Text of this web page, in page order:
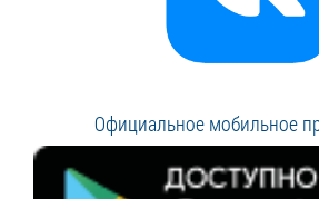
Официальное мобильное